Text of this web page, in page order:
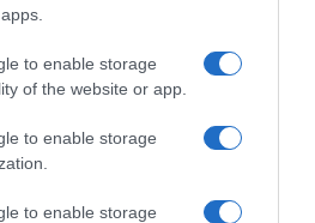
to enable storage
of the website or app.
to enable storage
to enable storage